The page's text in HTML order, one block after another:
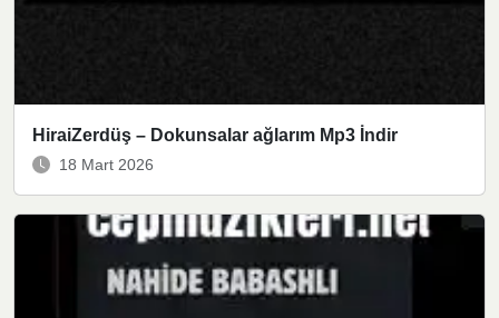
HiraiZerdüş – Dokunsalar ağlarım Mp3 İndir
18 Mart 2026